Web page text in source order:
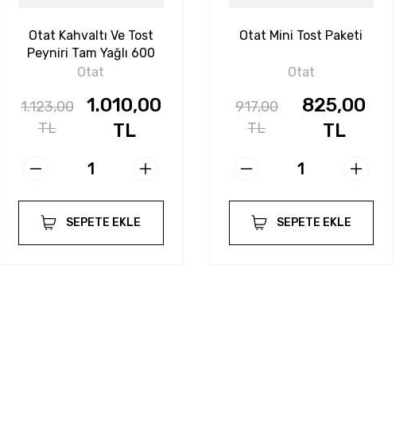
Otat Kahvaltı Ve Tost
Peyniri Tam Yağlı 600
G*3
Otat
1.123,00
TL
1.010,00
TL
SEPETE EKLE
Otat Mini Tost Paketi
Otat
917,00
TL
825,00
TL
SEPETE EKLE